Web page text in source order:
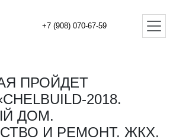
+7 (908) 070-67-59
ПРОЙДЕТ
2018.
ДОМ.
И РЕМОНТ. ЖКХ.